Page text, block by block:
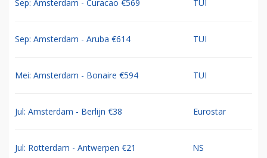
Sep: Amsterdam - Curacao €569 TUI
Sep: Amsterdam - Aruba €614 TUI
Mei: Amsterdam - Bonaire €594 TUI
Jul: Amsterdam - Berlijn €38 Eurostar
Jul: Rotterdam - Antwerpen €21 NS